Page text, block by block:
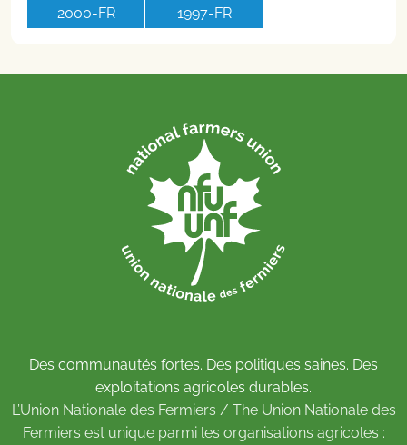
2000-FR
1997-FR
Des communautés fortes. Des politiques saines. Des
exploitations agricoles durables.
L’Union Nationale des Fermiers / The Union Nationale des
Fermiers est unique parmi les organisations agricoles :